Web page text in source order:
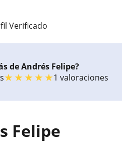
Verificado
de Andrés Felipe?
★★★★★1 valoraciones
Felipe